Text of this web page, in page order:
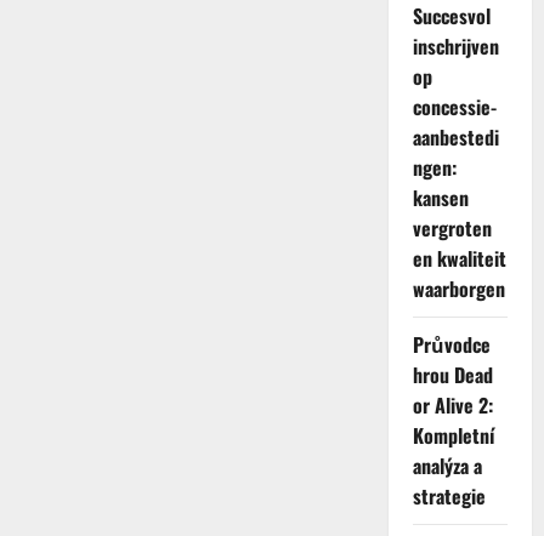
Succesvol
inschrijven
op
concessie-
aanbestedi
ngen:
kansen
vergroten
en kwaliteit
waarborgen
Průvodce
hrou Dead
or Alive 2:
Kompletní
analýza a
strategie